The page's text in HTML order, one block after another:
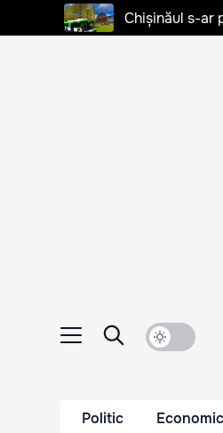
Chișinăul s-ar
Politic Economic